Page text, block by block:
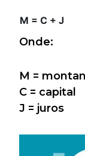
M = C + J
Onde:
M =
C = capital
J = juros